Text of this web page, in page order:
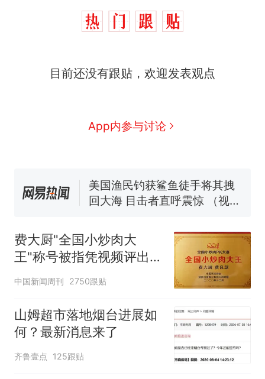
目前还没有跟贴，欢迎发表观点
App内参与讨论
因老师一句“跟我回家”改写了
费大厨“全国小炒肉大王”称
号，仅凭视频评出？中国烹饪
140多朵
美国渔民钓获鲨鱼徒手将其拽
回大海 目击者直呼震惊 （视频
官方通报
热 那个在床头放菜刀的女孩，
因老师一句“跟我回家”改写了
人生
费大厨"全国小炒肉大
王"称号被指凭视频评出
官方回应
中国新闻周刊 2750跟贴
山姆超市落地烟台进展如
何？最新消息来了
齐鲁壹点 125跟贴